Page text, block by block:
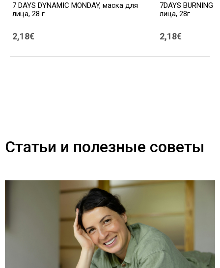
7 DAYS DYNAMIC MONDAY, маска для
лица, 28 г
2,18€
7DAYS BURNING
лица, 28г
2,18€
Статьи и полезные советы